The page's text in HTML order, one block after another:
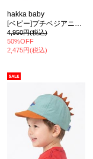
hakka baby
4,950円(税込)
50%OFF
2,475円(税込)